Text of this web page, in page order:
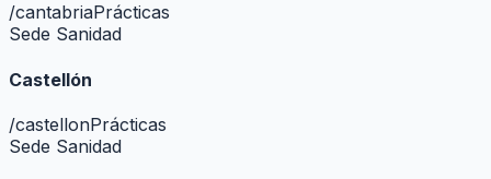
/cantabriaPrácticas
Sede Sanidad
Castellón
/castellonPrácticas
Sede Sanidad